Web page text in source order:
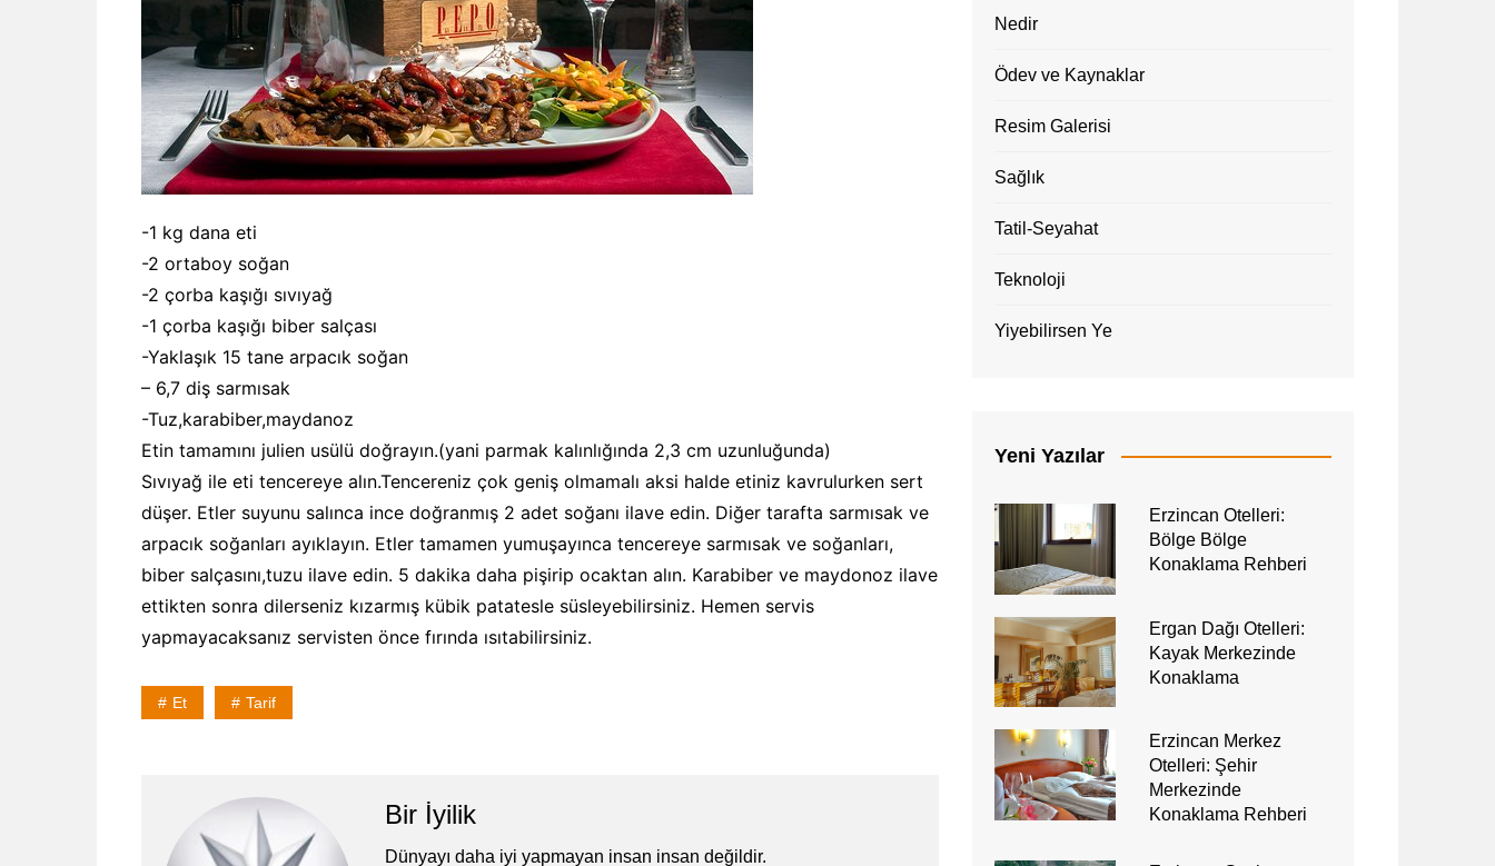
-1 kg dana eti
-2 ortaboy soğan
-2 çorba kaşığı sıvıyağ
-1 çorba kaşığı biber salçası
-Yaklaşık 15 tane arpacık soğan
– 6,7 diş sarmısak
-Tuz,karabiber,maydanoz
Etin tamamını julien usülü doğrayın.(yani parmak kalınlığında 2,3 cm uzunluğunda)
Sıvıyağ ile eti tencereye alın.Tencereniz çok geniş olmamalı aksi halde etiniz kavrulurken sert
düşer. Etler suyunu salınca ince doğranmış 2 adet soğanı ilave edin. Diğer tarafta sarmısak ve
arpacık soğanları ayıklayın. Etler tamamen yumuşayınca tencereye sarmısak ve soğanları,
biber salçasını,tuzu ilave edin. 5 dakika daha pişirip ocaktan alın. Karabiber ve maydonoz ilave
ettikten sonra dilerseniz kızarmış kübik patatesle süsleyebilirsiniz. Hemen servis
yapmayacaksanız servisten önce fırında ısıtabilirsiniz.
Et Tarif
Bir İyilik
Dünyayı daha iyi yapmayan insan insan değildir.
Nedir
Ödev ve Kaynaklar
Resim Galerisi
Sağlık
Tatil-Seyahat
Teknoloji
Yiyebilirsen Ye
Yeni Yazılar
Erzincan Otelleri:
Bölge Bölge
Konaklama Rehberi
Ergan Dağı Otelleri:
Kayak Merkezinde
Konaklama
Erzincan Merkez
Otelleri: Şehir
Merkezinde
Konaklama Rehberi